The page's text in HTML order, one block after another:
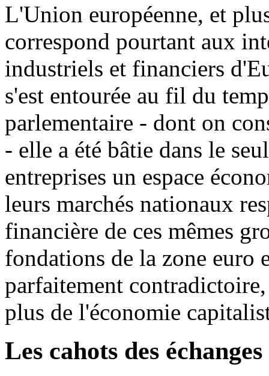
L'Union européenne, et
correspond pourtant aux
industriels et financiers
s'est entourée au fil du
parlementaire - dont on
- elle a été bâtie dans le
entreprises un espace
leurs marchés nationaux
financière de ces mêmes
fondations de la zone euro
parfaitement
plus de l'économie
Les cahots des